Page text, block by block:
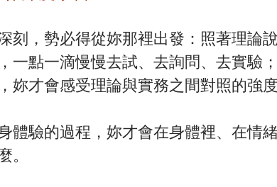
刻，勢必得從妳那裡出發：照著理論
一點一滴慢慢去試、去詢問、去實驗
妳才會感受理論與實務之間對照的強度
體驗的過程，妳才會在身體裡、在情
。